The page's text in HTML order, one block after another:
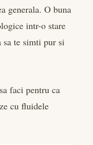
generala. O buna
intr-o stare
sa te simti pur si
faci pentru ca
cu fluidele